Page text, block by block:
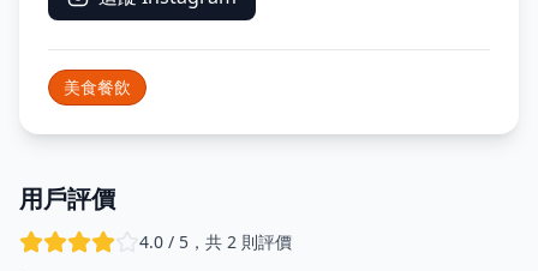
美食餐飲
用戶評價
4.0 / 5，共 2 則評價